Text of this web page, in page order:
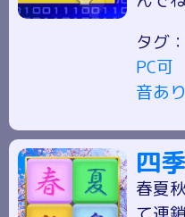
タグ：
PC可
音あり
四
春夏